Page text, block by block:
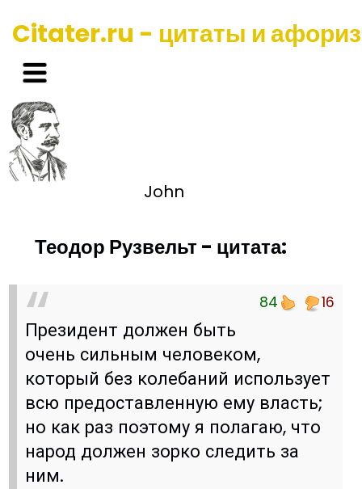
Citater.ru - цитаты и
John
Теодор Рузвельт - цитата:
84 16
Президент должен быть
очень сильным человеком,
который без колебаний использует
всю предоставленную ему власть;
но как раз поэтому я полагаю, что
народ должен зорко следить за
ним.